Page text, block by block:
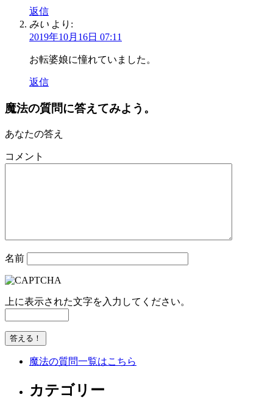
返信
みい より:
2019年10月16日 07:11
お転婆娘に憧れていました。
返信
魔法の質問に答えてみよう。
あなたの答え
コメント
名前
上に表示された文字を入力してください。
魔法の質問一覧はこちら
カテゴリー